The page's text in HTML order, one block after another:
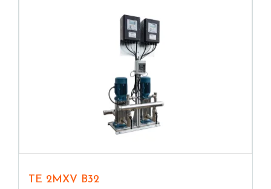
TE 2MXV B32